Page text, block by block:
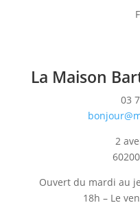
La Maison
03
2
Ouvert du mardi au
18h – Le